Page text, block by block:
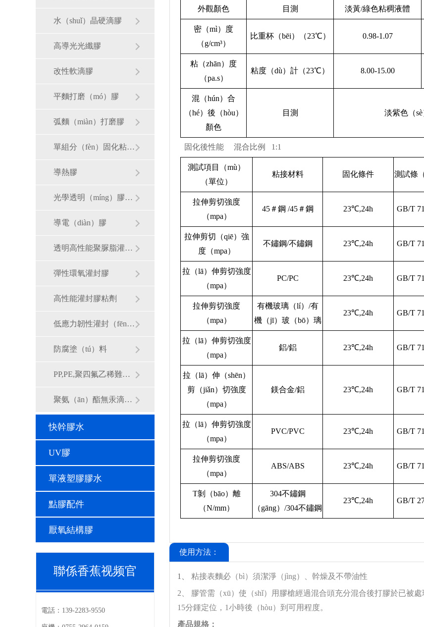
水（shuǐ）晶硬滴膠
高導光光纖膠
改性軟滴膠
平麵打磨（mó）膠
弧麵（miàn）打磨膠
單組分（fèn）固化粘合膠
導熱膠
光學透明（míng）膠粘劑
導電（diàn）膠
透明高性能聚脲脂灌封膠
彈性環氧灌封膠
高性能灌封膠粘劑
低應力韌性灌封（fēng）料
防腐塗（tú）料
PP,PE,聚四氟乙稀難粘材料專用樹脂膠
聚氨（ān）酯無汞滴（dī）膠（jiāo）
快幹膠水
UV膠
單液塑膠膠水
點膠配件
厭氧結構膠
聯係香蕉视频官
（men）
電話： 139-2283-9550
外觀顏色 目測 淡黃/綠色粘稠液體
密（mì）度
（g/cm³）
比重杯（bēi）（23℃） 0.98-1.07
粘（zhān）度
（pa.s）
粘度（dù）計（23℃） 8.00-15.00
混（hún）合
（hé）後（hòu）
顏色
目測 淡紫色（
固化後性能 混合比例 1:1
測試項目（mù）
（單位）
粘接材料 固化條件 測試條
拉伸剪切強度
（mpa）
45＃鋼 /45＃鋼 23℃,24h GB/T
拉伸剪切（qiē）強
度（mpa）
不鏽鋼/不鏽鋼 23℃,24h GB/T
拉（lā）伸剪切強度
（mpa）
PC/PC 23℃,24h GB/T
拉伸剪切強度
（mpa）
有機玻璃（lí）/有
機（jī）玻（bō）璃
23℃,24h GB/T
拉（lā）伸剪切強度
（mpa）
鋁/鋁 23℃,24h GB/T
拉（lā）伸（shēn）
剪（jiǎn）切強度
（mpa）
鎂合金/鋁 23℃,24h GB/T
拉（lā）伸剪切強度
（mpa）
PVC/PVC 23℃,24h GB/T
拉伸剪切強度
（mpa）
ABS/ABS 23℃,24h GB/T
T剝（bāo）離
（N/mm）
304不鏽鋼
（gāng）/304不鏽鋼
23℃,24h GB/T
使用方法：
1、
粘接表麵必（bì）須潔淨（jìng）、幹燥及不帶油性
2、
膠管需（xū）使（shǐ）用膠槍經過混合頭充分混合後打膠於已被
15分鍾定位，1小時後（hòu）到可用程度。
產品規格：